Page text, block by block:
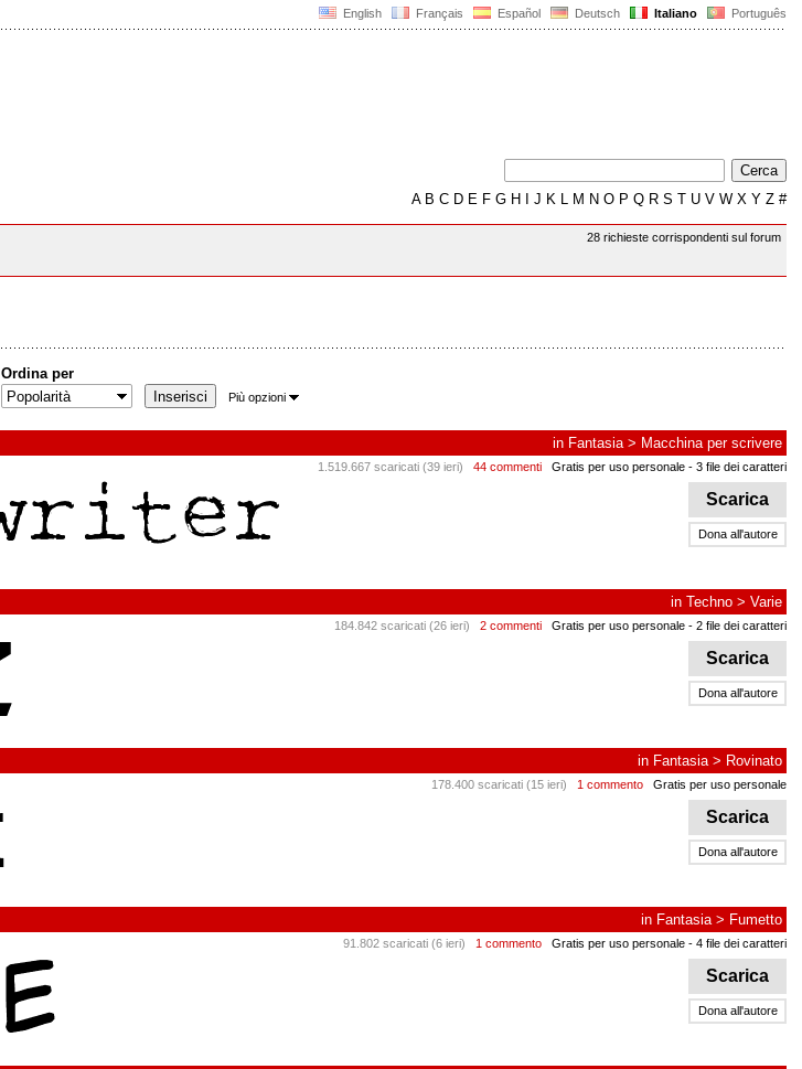
English Français Español Deutsch Italiano Português
AB C D E F G H J K L M N O P Q R S T U V W X Y Z #
28 richieste corrispondenti sul forum
Ordina per
Più opzioni
in Fantasia> Macchina per scrivere
1.519.667 scaricati (39 ieri) 44 commenti Gratis per uso personale - 3 file dei caratteri
Scarica
Dona all'autore
in Techno > Varie
184.842 scaricati (26 ieri) 2 commenti Gratis per uso personale - 2 file dei caratteri
Scarica
Dona all'autore
in Fantasia> Rovinato
178.400 scaricati (15 ieri) 1 commento Gratis per uso personale
Scarica
Dona all'autore
in Fantasia> Fumetto
91.802 scaricati (6 ieri) 1 commento Gratis per uso personale - 4 file dei caratteri
Scarica
Dona all'autore